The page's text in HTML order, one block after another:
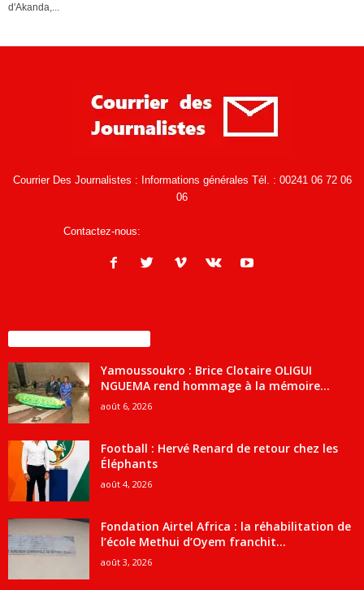
d'Akanda,...
Courrier Des Journalistes : Informations générales Tél. : 00241 06 72 06
06
Contactez-nous:
Yamoussoukro : Brice Clotaire OLIGUI
NGUEMA rend hommage à la mémoire...
août 6, 2026
Football : Hervé Renard de retour chez les
Éléphants
août 4, 2026
Fondation Airtel Africa : la réhabilitation de
l’école Methui d’Oyem franchit...
août 3, 2026